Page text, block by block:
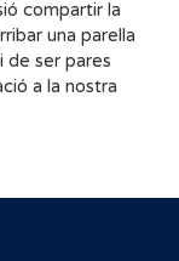
compartir la
una parella
de ser pares
a la nostra